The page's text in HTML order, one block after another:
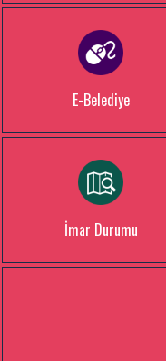
E-Belediye
İmar Durumu